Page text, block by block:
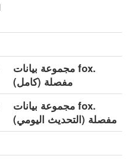
.fox مجموعة بيانات
مفصلة (كامل)
.fox مجموعة بيانات
مفصلة (التحديث اليومي)